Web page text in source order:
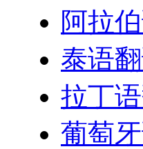
阿拉
泰语
拉丁
葡萄